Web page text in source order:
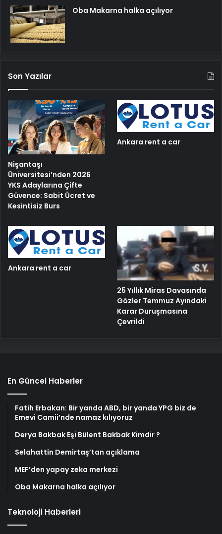
Oba Makarna halka açılıyor
Son Yazılar
Nişantaşı
Üniversitesi’nden 2026
YKS Adaylarına Çifte
Güvence: Sabit Ücret ve
Kesintisiz Burs
Ankara rent a car
Ankara rent a car
25 Yıllık Miras Davasında
Gözler Temmuz Ayındaki
Karar Duruşmasına
Çevrildi
En Güncel Haberler
Fatih Erbakan: Bir yanda ABD, bir yanda YPG biz de
Emevi Camii’nde namaz kılıyoruz
Derya Bakbak Eşi Bülent Bakbak Kimdir ?
Selahattin Demirtaş’tan açıklama
MEF’den yapay zeka merkezi
Oba Makarna halka açılıyor
Teknoloji Haberleri